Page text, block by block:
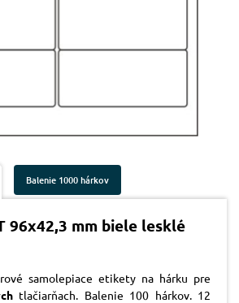
Balenie 1000 hárkov
96x42,3 mm biele lesklé
samolepiace etikety na hárku pre
tlačiarňach. Balenie 100 hárkov. 12